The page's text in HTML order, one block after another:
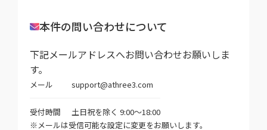
本件の問い合わせについて
下記メールアドレスへお問い合わせお願いしま
す。
メール support@athree3.com
受付時間
土日祝を除く 9:00～18:00
※メールは受信可能な設定に変更をお願いします。